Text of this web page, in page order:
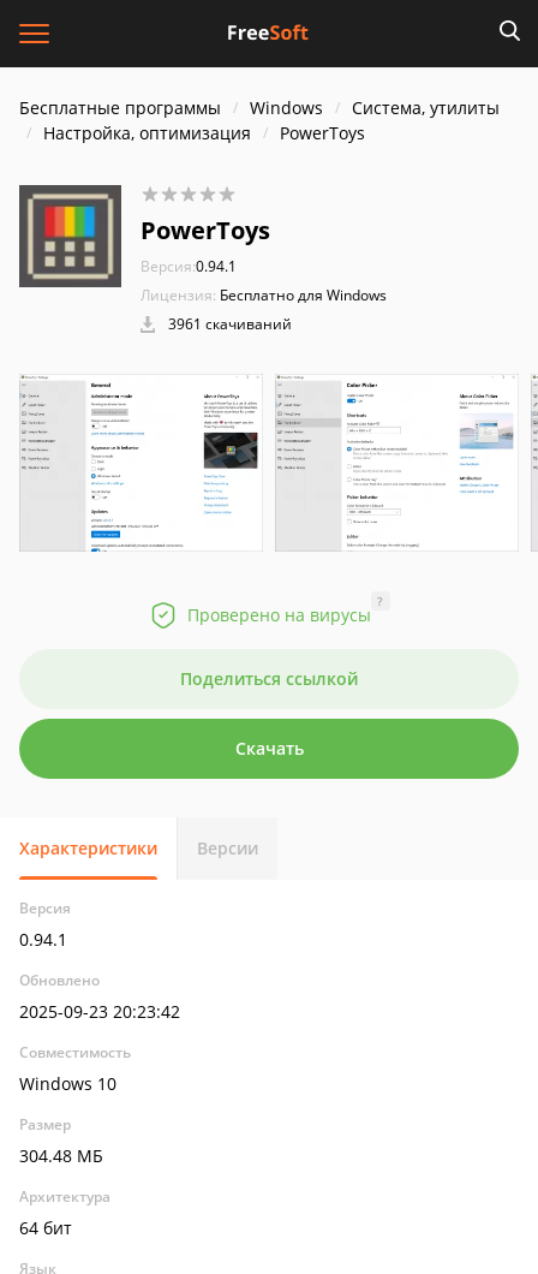
Бесплатные программы Windows
Система, утилиты
Настройка, оптимизация
PowerToys
PowerToys
Версия:0.94.1
Лицензия: Бесплатно для Windows
3961 скачиваний
Проверено на вирусы
?
Поделиться ссылкой
Скачать
Характеристики Версии
Версия
0.94.1
Обновлено
2025-09-23 20:23:42
Совместимость
Windows 10
Размер
304.48 МБ
Архитектура
64 бит
Язык